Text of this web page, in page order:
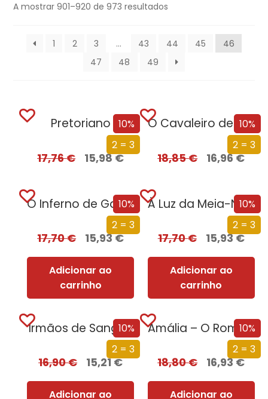
A mostrar 901–920 de 973 resultados
1 2 3 … 43 44 45
46
47
48 49
10%
2 = 3
Pretoriano
17,76€ 15,98€
10%
2 = 3
O Cavaleiro de Westeros e Outras Histórias
18,85€ 16,96€
10%
2 = 3
O Inferno de Gabriel
17,70€ 15,93€
Adicionar ao
carrinho
10%
2 = 3
À Luz da Meia-Noite
17,70€ 15,93€
Adicionar ao
carrinho
10%
2 = 3
Irmãos de Sangue
16,90€ 15,21€
Adicionar ao
10%
2 = 3
Amália – O Romance da Sua Vida
18,80€ 16,93€
Adicionar ao